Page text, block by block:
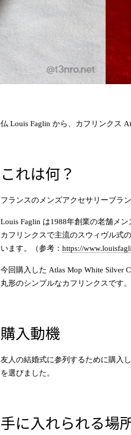
仏 Louis Faglin から、カフリンクス
これは何？
フランスのメンズアクセサリーブラ
Louis Faglin は1988年創業の老舗メ
カフリンクスで主流のスウィヴル式
います。（参考： https://
今回購入した Atlas Mop White Silver
丸形のシンプルなカフリンクスです
購入動機
友人の結婚式に参列するために購入
を選びました。
手に入れられる場